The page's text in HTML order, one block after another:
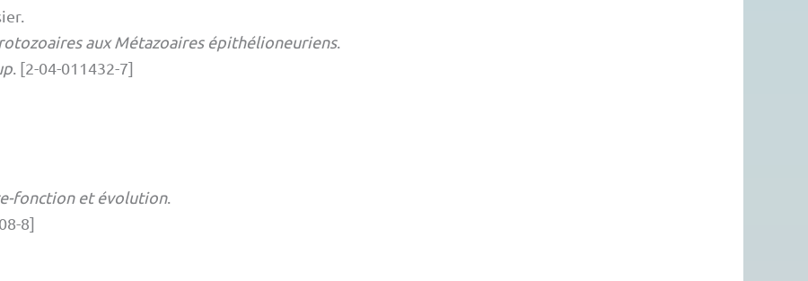
.
aux Métazoaires épithélioneuriens.
[2-04-011432-7]
fonction et évolution.
8]